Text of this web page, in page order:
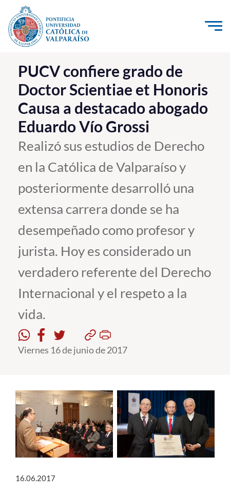
Click acá para ir directamente al contenido
La Universidad
Investigación, Creación e Innovación
PUCV Internacional
Vinculación con el Medio
Admisión
Pregrado
Postgrado
Formación Continua
Estudiantes
Académicos
Funcionarios
Alumni
PUCV confiere grado de
Doctor Scientiae et Honoris
Causa a destacado abogado
Eduardo Vío Grossi
Realizó sus estudios de Derecho
en la Católica de Valparaíso y
posteriormente desarrolló una
extensa carrera donde se ha
desempeñado como profesor y
jurista. Hoy es considerado un
verdadero referente del Derecho
Internacional y el respeto a la
vida.
Viernes 16 de junio de 2017
16.06.2017